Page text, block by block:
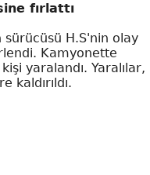
fırlattı
H.S'nin olay
Kamyonette
yaralandı. Yaralılar,
kaldırıldı.